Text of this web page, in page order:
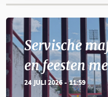
Servische
en feesten
24 JULI 2026 - 11:59